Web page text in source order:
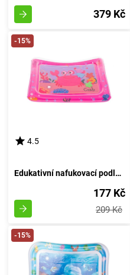
379 Kč
-15%
4.5
Edukativní nafukovací podložka s vodními motivy - Růžový Krab
177 Kč
209 Kč
-15%